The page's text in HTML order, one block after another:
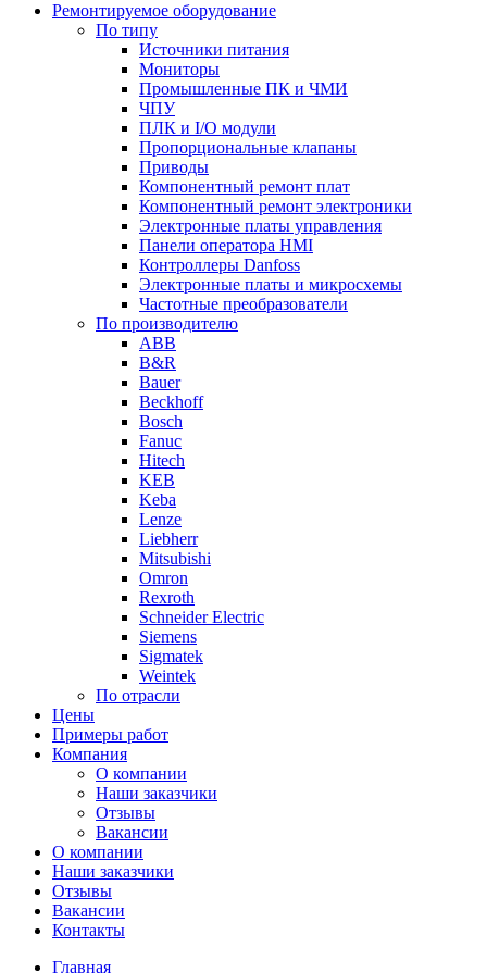
Ремонтируемое оборудование
По типу
Источники питания
Мониторы
Промышленные ПК и ЧМИ
ЧПУ
ПЛК и I/O модули
Пропорциональные клапаны
Приводы
Компонентный ремонт плат
Компонентный ремонт электроники
Электронные платы управления
Панели оператора HMI
Контроллеры Danfoss
Электронные платы и микросхемы
Частотные преобразователи
По производителю
ABB
B&R
Bauer
Beckhoff
Bosch
Fanuc
Hitech
KEB
Keba
Lenze
Liebherr
Mitsubishi
Omron
Rexroth
Schneider Electric
Siemens
Sigmatek
Weintek
По отрасли
Цены
Примеры работ
Компания
О компании
Наши заказчики
Отзывы
Вакансии
О компании
Наши заказчики
Отзывы
Вакансии
Контакты
Главная